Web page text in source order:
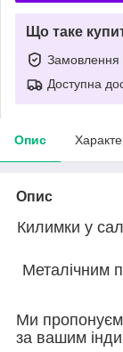
Що таке
Замовлення
Доступна
Опис
Опис
Килимки у
Металічним
Ми
за вашим